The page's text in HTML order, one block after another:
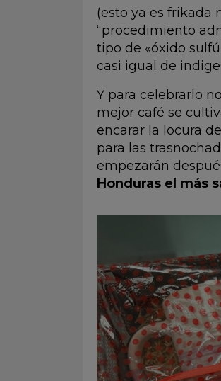
(esto ya es frikada
“procedimiento
tipo de «óxido
casi igual de
Y para celebrarlo
mejor café se
encarar la locura
para las
empezarán
Honduras el más